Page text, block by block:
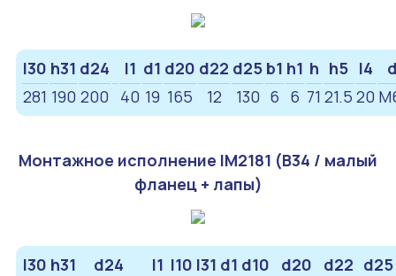
l30 h31 d24 l1 d1 d20 d22 d25 b1 h1 h h5 l4
281 190 200 40 19 165 12 130 6 6 71 21.5 20
Монтажное исполнение IM2181 (B34 / малый
фланец + лапы)
l30 h31 d24 l1 l10 l31 d1 d10 d20 d22 d25